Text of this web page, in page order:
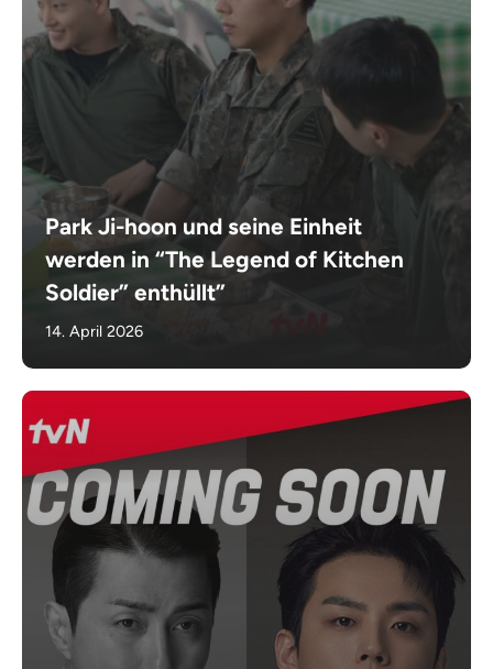
Park Ji-hoon und seine Einheit
werden in “The Legend of Kitchen
Soldier” enthüllt”
14. April 2026